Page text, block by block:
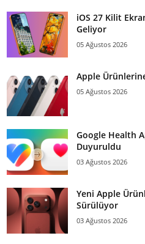
iOS 27 Kilit
Geliyor
05 Ağustos 2026
Apple
05 Ağustos 2026
Google Health
Duyuruldu
03 Ağustos 2026
Yeni Apple
Sürülüyor
03 Ağustos 2026